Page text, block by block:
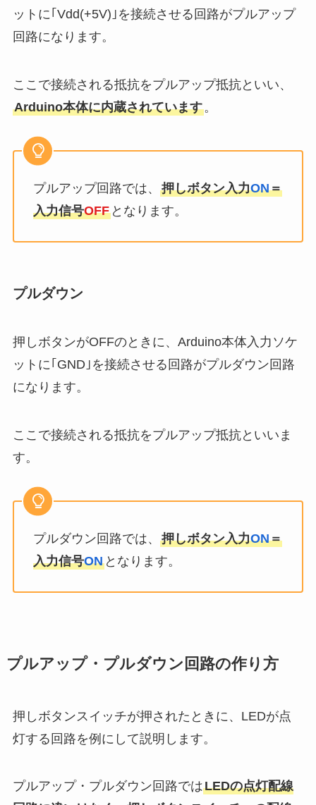
ットに｢Vdd(+5V)｣を接続させる回路がプルアップ
回路になります。
ここで接続される抵抗をプルアップ抵抗といい、
Arduino本体に内蔵されています。
プルアップ回路では、 押しボタン入力ON＝
入力信号OFFとなります。
プルダウン
押しボタンがOFFのときに、Arduino本体入力ソケ
ットに｢GND｣を接続させる回路がプルダウン回路
になります。
ここで接続される抵抗をプルアップ抵抗といいま
す。
プルダウン回路では、 押しボタン入力ON＝
入力信号ONとなります。
プルアップ・プルダウン回路の作り方
押しボタンスイッチが押されたときに、LEDが点
灯する回路を例にして説明します。
プルアップ・プルダウン回路ではLEDの点灯配線